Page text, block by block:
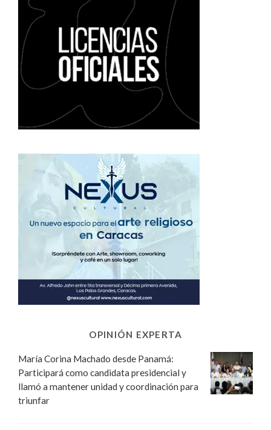
OPINIÓN EXPERTA
María Corina Machado desde Panamá:
Participará como candidata presidencial y
llamó a mantener unidad y coordinación para
triunfar